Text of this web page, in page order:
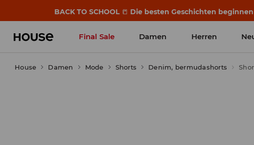
BACK TO SCHOOL 📒 Die besten Geschichten
Final Sale Damen Herren
House Damen Mode Shorts Denim, bermudashorts